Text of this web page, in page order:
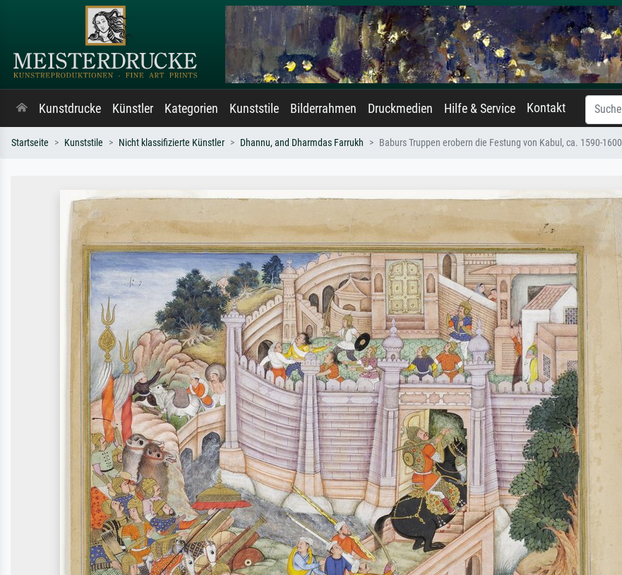
Kunstdrucke Künstler Kategorien Kunststile Bilderrahmen Druckmedien Hilfe & Service Kontakt
Startseite Kunststile Nicht klassifizierte Künstler Dhannu, and Dharmdas Farrukh Baburs Truppen erobern die Festung von Kabul, ca. 1590-1600